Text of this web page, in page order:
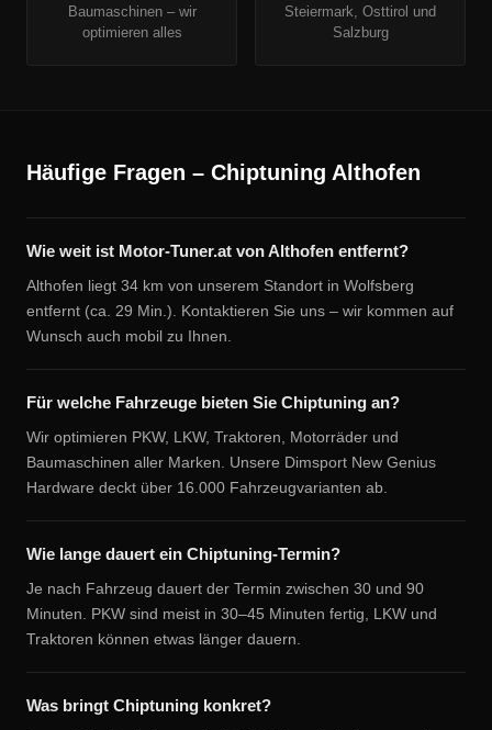
Baumaschinen – wir
optimieren alles
Steiermark, Osttirol und
Salzburg
Häufige Fragen – Chiptuning Althofen
Wie weit ist Motor-Tuner.at von Althofen entfernt?
Althofen liegt 34 km von unserem Standort in Wolfsberg
entfernt (ca. 29 Min.). Kontaktieren Sie uns – wir kommen auf
Wunsch auch mobil zu Ihnen.
Für welche Fahrzeuge bieten Sie Chiptuning an?
Wir optimieren PKW, LKW, Traktoren, Motorräder und
Baumaschinen aller Marken. Unsere Dimsport New Genius
Hardware deckt über 16.000 Fahrzeugvarianten ab.
Wie lange dauert ein Chiptuning-Termin?
Je nach Fahrzeug dauert der Termin zwischen 30 und 90
Minuten. PKW sind meist in 30–45 Minuten fertig, LKW und
Traktoren können etwas länger dauern.
Was bringt Chiptuning konkret?